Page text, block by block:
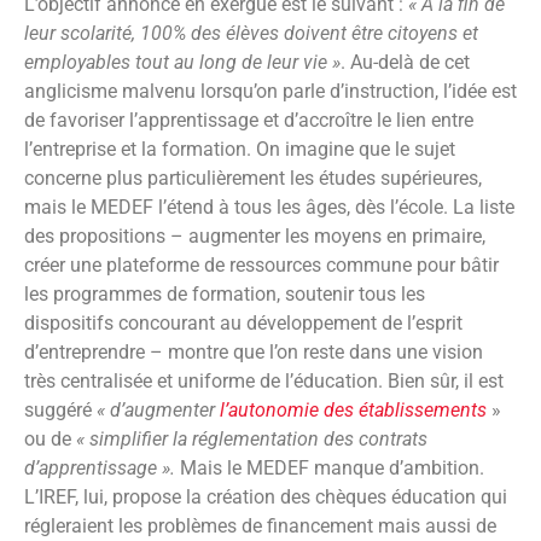
leur scolarité, 100% des élèves doivent être citoyens et
employables tout au long de leur vie ». Au-delà de cet
anglicisme malvenu lorsqu’on parle d’instruction, l’idée est
de favoriser l’apprentissage et d’accroître le lien entre
l’entreprise et la formation. On imagine que le sujet
concerne plus particulièrement les études supérieures,
mais le MEDEF l’étend à tous les âges, dès l’école. La liste
des propositions – augmenter les moyens en primaire,
créer une plateforme de ressources commune pour bâtir
les programmes de formation, soutenir tous les
dispositifs concourant au développement de l’esprit
d’entreprendre – montre que l’on reste dans une vision
très centralisée et uniforme de l’éducation. Bien sûr, il est
suggéré « d’augmenterl’autonomie des établissements »
ou de « simplifier la réglementation des contrats
d’apprentissage ». Mais le MEDEF manque d’ambition.
L’IREF, lui, propose la création des chèques éducation qui
régleraient les problèmes de financement mais aussi de